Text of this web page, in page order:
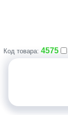
Код товара: 4575